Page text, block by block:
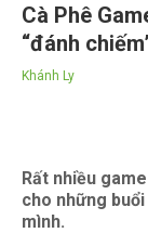
Cà Phê
“đánh
Khánh Ly
Rất nhiều
cho những
mình.